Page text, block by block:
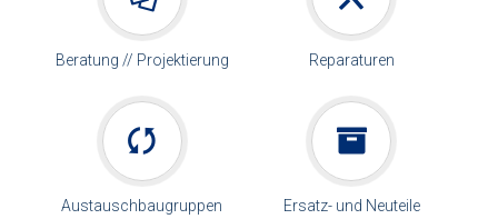
Beratung // Projektierung Reparaturen
Austauschbaugruppen Ersatz- und Neuteile